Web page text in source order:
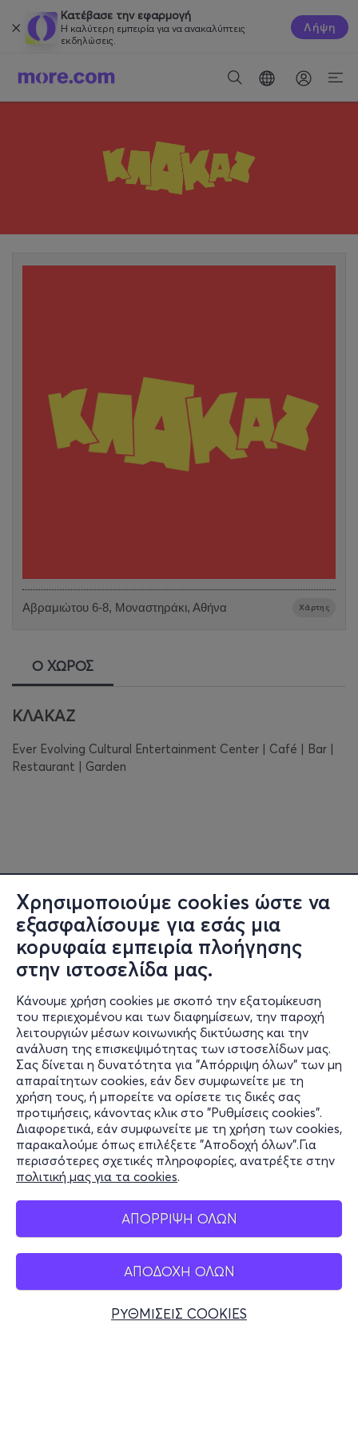
Χρησιμοποιούμε cookies ώστε να
εξασφαλίσουμε για εσάς μια
κορυφαία εμπειρία πλοήγησης
στην ιστοσελίδα μας.
Κάνουμε χρήση cookies με σκοπό την εξατομίκευση
του περιεχομένου και των διαφημίσεων, την παροχή
λειτουργιών μέσων κοινωνικής δικτύωσης και την
ανάλυση της επισκεψιμότητας των ιστοσελίδων μας.
Σας δίνεται η δυνατότητα για "Απόρριψη όλων" των μη
απαραίτητων cookies, εάν δεν συμφωνείτε με τη
χρήση τους, ή μπορείτε να ορίσετε τις δικές σας
προτιμήσεις, κάνοντας κλικ στο "Ρυθμίσεις cookies".
Διαφορετικά, εάν συμφωνείτε με τη χρήση των cookies,
παρακαλούμε όπως επιλέξετε "Αποδοχή όλων".Για
περισσότερες σχετικές πληροφορίες, ανατρέξτε στην
πολιτική μας για τα cookies.
ΑΠΟΡΡΙΨΗ ΟΛΩΝ
ΑΠΟΔΟΧΗ ΟΛΩΝ
ΡΥΘΜΙΣΕΙΣ COOKIES
Κατέβασε την εφαρμογή
Η καλύτερη εμπειρία για να ανακαλύπτεις
εκδηλώσεις.
Λήψη
Αβραμιώτου 6-8, Μοναστηράκι, Αθήνα Χάρτης
Ο ΧΩΡΟΣ
ΚΛΑΚΑΖ
Ever Evolving Cultural Entertainment Center | Café | Bar |
Restaurant | Garden
Πληροφορίες
Υποστήριξη
Stay Connected
Mobile app